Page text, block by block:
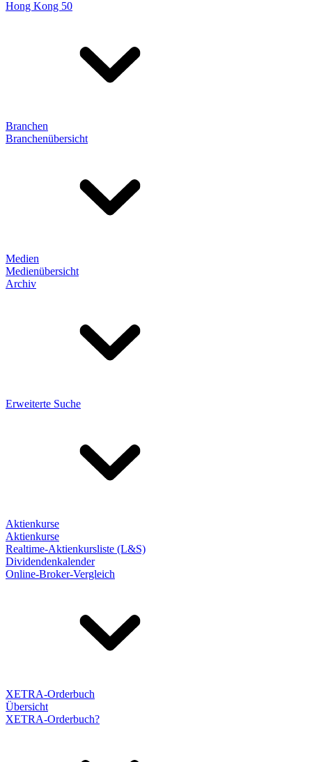
Hong Kong 50
Branchen
Branchenübersicht
Medien
Medienübersicht
Archiv
Erweiterte Suche
Aktienkurse
Aktienkurse
Realtime-Aktienkursliste (L&S)
Dividendenkalender
Online-Broker-Vergleich
XETRA-Orderbuch
Übersicht
XETRA-Orderbuch?